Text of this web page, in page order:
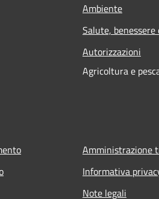
Ambiente
Salute, benessere
Autorizzazioni
Agricoltura e
Amministrazione
Informativa
Note legali